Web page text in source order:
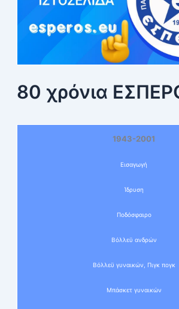
80 χρόνια
1943-2001
Εισαγωγή
Ίδρυση
Ποδόσφαιρο
Βόλλεϋ ανδρών
Βόλλεϋ γυναικών, Πιγκ πογκ
Μπάσκετ γυναικών